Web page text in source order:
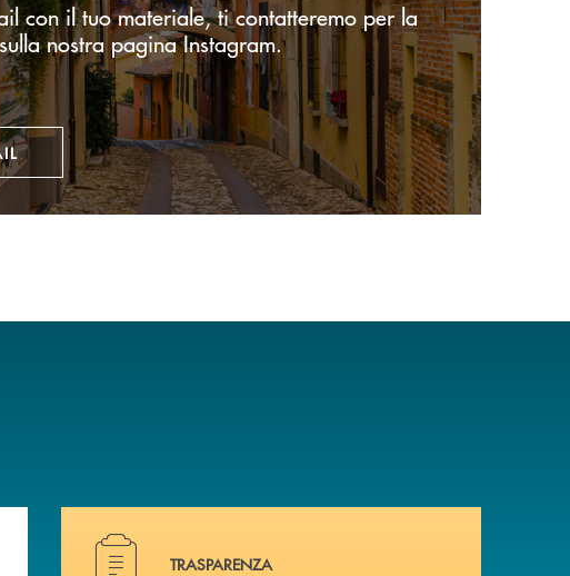
con il tuo materiale, ti contatteremo per la
nostra pagina Instagram.
! Hai bisogno di alcuni documenti ? Vai alla pagina della
TRASPARENZA